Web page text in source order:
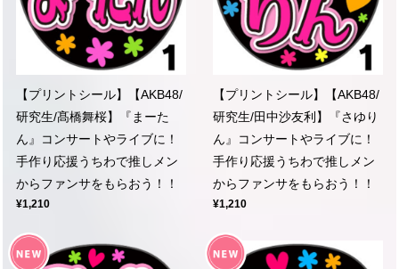
【プリントシール】【AKB48/
研究生/髙橋舞桜】『まーた
ん』コンサートやライブに！
手作り応援うちわで推しメン
からファンサをもらおう！！
¥1,210
【プリントシール】【AKB48/
研究生/田中沙友利】『さゆり
ん』コンサートやライブに！
手作り応援うちわで推しメン
からファンサをもらおう！！
¥1,210